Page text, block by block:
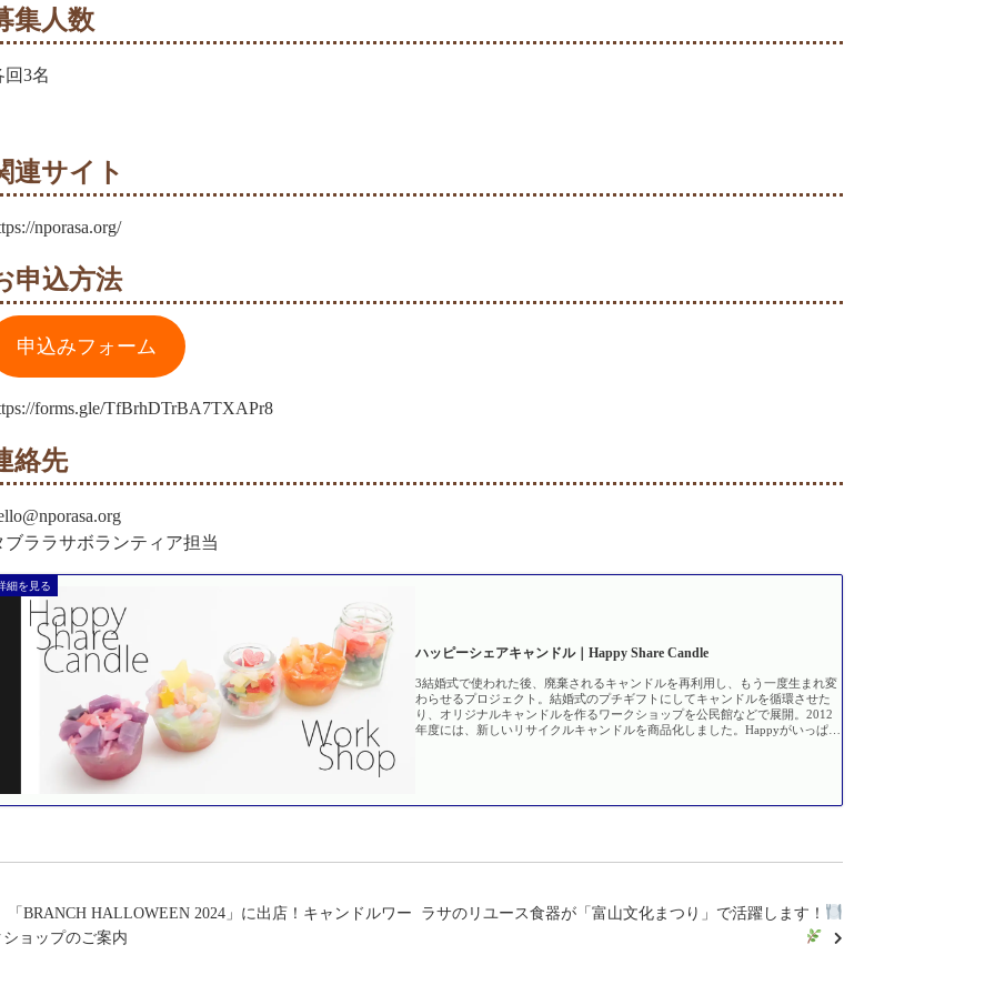
集人数
回3名
連サイト
nporasa.org/
申込方法
申込みフォーム
forms.gle/TfBrhDTrBA7TXAPr8
絡先
ブララサボランティア担当
ハッピーシェアキャンドル｜Happy Share Candle
3結婚式で使われた後、廃棄されるキャンドルを再利用し、もう一度生まれ変
わらせるプロジェクト。結婚式のプチギフトにしてキャンドルを循環させた
り、オリジナルキャンドルを作るワークショップを公民館などで展開。2012
年度には、新しいリサイクルキャンドルを商品化しました。Happyがいっぱい
「BRANCH HALLOWEEN 2024」に出店！キャンドルワー
ショップのご案内
ラサのリユース食器が「富山文化まつり」で活躍します！